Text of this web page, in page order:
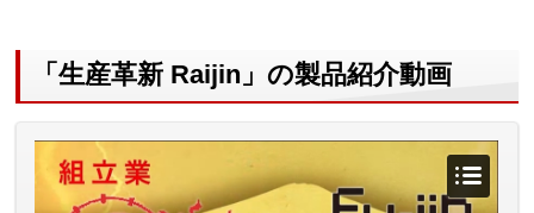
「生産革新 Raijin」の製品紹介動画